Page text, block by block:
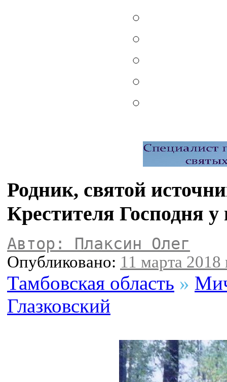
Родник, святой
Крестителя Господня у
Автор: Плаксин Олег
Опубликовано: 11 марта 2018
Тамбовская область »
Глазковский